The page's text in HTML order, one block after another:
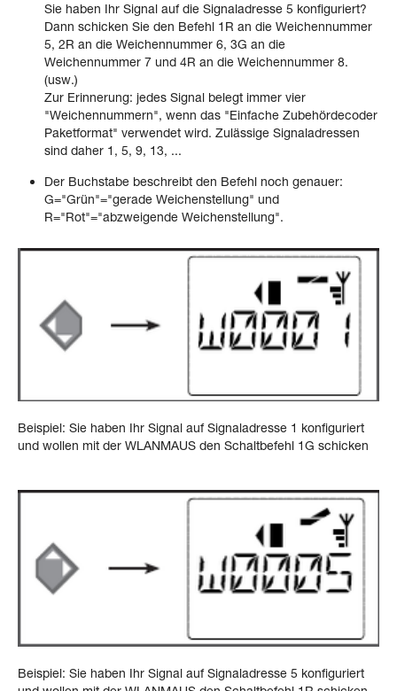
Sie haben Ihr Signal auf die Signaladresse 5 konfiguriert?
Dann schicken Sie den Befehl 1R an die Weichennummer
5, 2R an die Weichennummer 6, 3G an die
Weichennummer 7 und 4R an die Weichennummer 8.
(usw.)
Zur Erinnerung: jedes Signal belegt immer vier
"Weichennummern", wenn das "Einfache Zubehördecoder
Paketformat" verwendet wird. Zulässige Signaladressen
sind daher 1, 5, 9, 13, ...
Der Buchstabe beschreibt den Befehl noch genauer:
G="Grün"="gerade Weichenstellung" und
R="Rot"="abzweigende Weichenstellung".
Beispiel: Sie haben Ihr Signal auf Signaladresse 1 konfiguriert
und wollen mit der WLANMAUS den Schaltbefehl 1G schicken
Beispiel: Sie haben Ihr Signal auf Signaladresse 5 konfiguriert